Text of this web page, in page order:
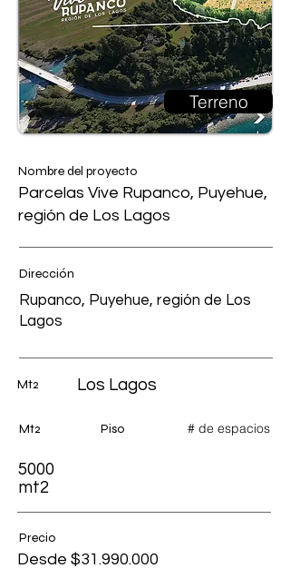
Terreno
Nombre del proyecto
Parcelas Vive Rupanco, Puyehue,
región de Los Lagos
Dirección
Rupanco, Puyehue, región de Los
Lagos
Mt2
Mt2
5000
mt2
Los Lagos
Piso # de espacios
Precio
Desde $31.990.000